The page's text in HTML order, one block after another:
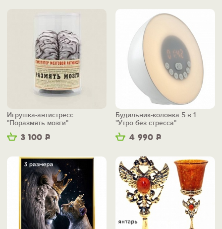
3 100 Р
Игрушка-антистресс
"Поразмять мозги"
4 990 Р
Будильник-колонка 5 в 1
"Утро без стресса"